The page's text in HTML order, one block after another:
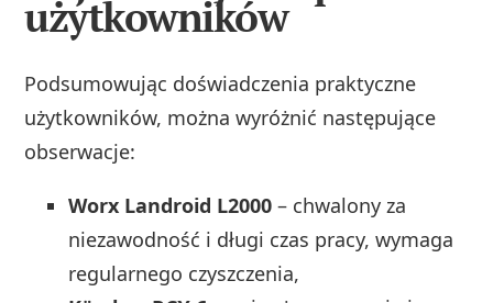
użytkowników
Podsumowując doświadczenia praktyczne
użytkowników, można wyróżnić następujące
obserwacje:
Worx Landroid L2000 – chwalony za
niezawodność i długi czas pracy, wymaga
regularnego czyszczenia,